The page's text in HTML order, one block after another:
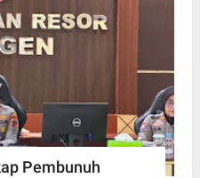
Pembunuh